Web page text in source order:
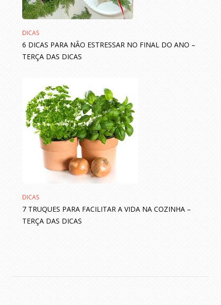
DICAS
6 DICAS PARA NÃO ESTRESSAR NO FINAL DO ANO –
TERÇA DAS DICAS
DICAS
7 TRUQUES PARA FACILITAR A VIDA NA COZINHA –
TERÇA DAS DICAS